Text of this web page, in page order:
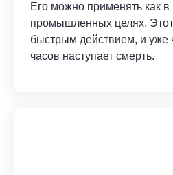
Его можно применять как
промышленных целях.
быстрым действием, и уже
часов наступает смерть.